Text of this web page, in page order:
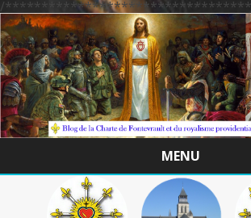
/
MENU
Skip
to
content